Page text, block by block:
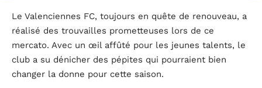
Le Valenciennes FC, toujours en quête de renouveau, a
réalisé des trouvailles prometteuses lors de ce
mercato. Avec un œil affûté pour les jeunes talents, le
club a su dénicher des pépites qui pourraient bien
changer la donne pour cette saison.